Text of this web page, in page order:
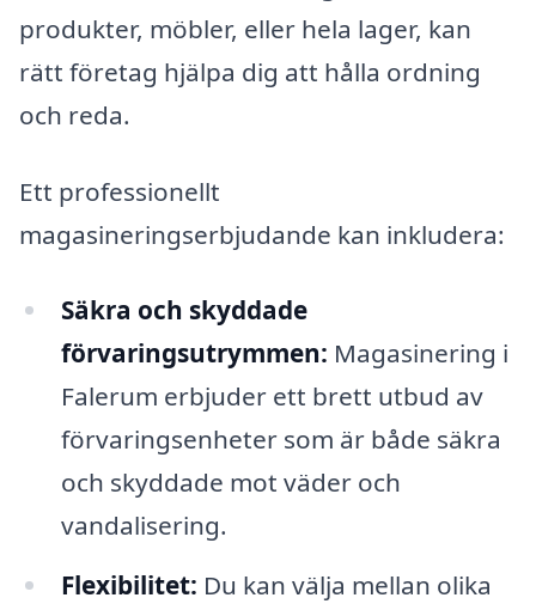
produkter, möbler, eller hela lager, kan
rätt företag hjälpa dig att hålla ordning
och reda.
Ett professionellt
magasineringserbjudande kan inkludera:
Säkra och skyddade
förvaringsutrymmen: Magasinering i
Falerum erbjuder ett brett utbud av
förvaringsenheter som är både säkra
och skyddade mot väder och
vandalisering.
Flexibilitet: Du kan välja mellan olika